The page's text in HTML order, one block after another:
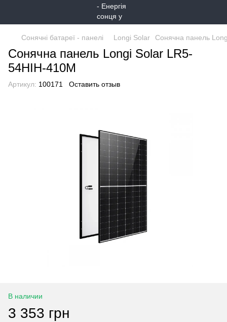
Сонячні батареї - панелі Longi Solar Сонячна панель
Сонячна панель Longi Solar LR5-
54HIH-410M
Артикул: 100171 Оставить отзыв
В наличии
3 353 грн